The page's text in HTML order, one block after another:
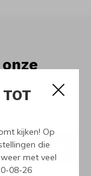
kijken! Op
die
met veel
08-26
promoties
ABONNEER